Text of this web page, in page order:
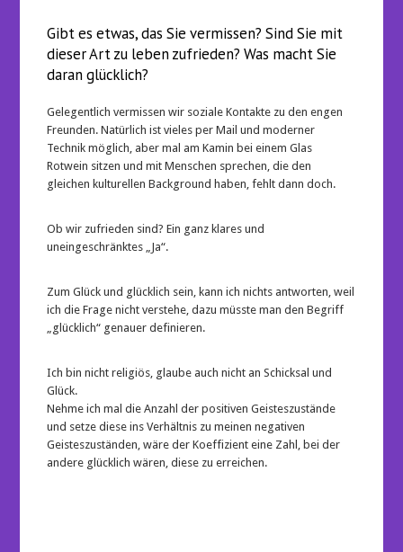
Gibt es etwas, das Sie vermissen? Sind Sie mit
dieser Art zu leben zufrieden? Was macht Sie
daran glücklich?
Gelegentlich vermissen wir soziale Kontakte zu den engen
Freunden. Natürlich ist vieles per Mail und moderner
Technik möglich, aber mal am Kamin bei einem Glas
Rotwein sitzen und mit Menschen sprechen, die den
gleichen kulturellen Background haben, fehlt dann doch.
Ob wir zufrieden sind? Ein ganz klares und
uneingeschränktes „Ja“.
Zum Glück und glücklich sein, kann ich nichts antworten, weil
ich die Frage nicht verstehe, dazu müsste man den Begriff
„glücklich“ genauer definieren.
Ich bin nicht religiös, glaube auch nicht an Schicksal und
Glück.
Nehme ich mal die Anzahl der positiven Geisteszustände
und setze diese ins Verhältnis zu meinen negativen
Geisteszuständen, wäre der Koeffizient eine Zahl, bei der
andere glücklich wären, diese zu erreichen.